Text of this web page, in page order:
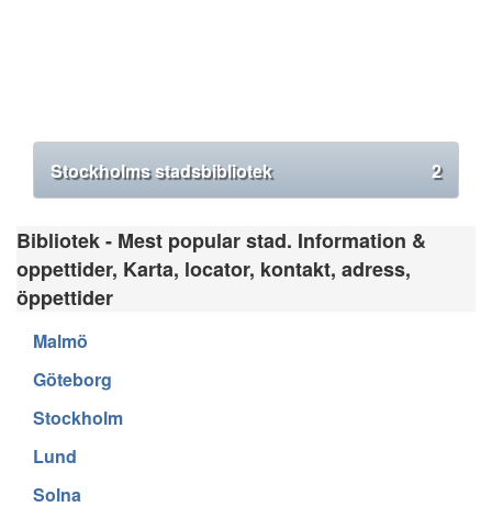
Stockholms stadsbibliotek 2
Bibliotek - Mest popular stad. Information &
oppettider, Karta, locator, kontakt, adress,
öppettider
Malmö
Göteborg
Stockholm
Lund
Solna